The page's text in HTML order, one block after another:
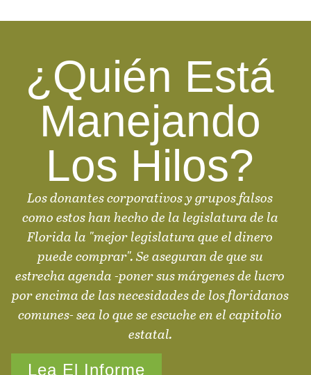
¿Quién Está
Manejando
Los Hilos?
Los donantes corporativos y grupos falsos
como estos han hecho de la legislatura de la
Florida la "mejor legislatura que el dinero
puede comprar". Se aseguran de que su
estrecha agenda -poner sus márgenes de lucro
por encima de las necesidades de los floridanos
comunes- sea lo que se escuche en el capitolio
estatal.
Lea El Informe